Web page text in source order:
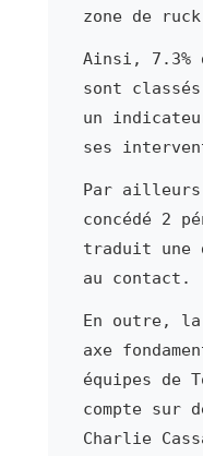
zone de
Ainsi, 7.3%
sont classés
un
ses
Par
concédé 2
traduit une
au contact.
En outre, la
axe
équipes de
compte sur
Charlie